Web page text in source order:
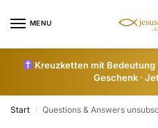
MENU
Kreuzketten mit Bedeutung
Geschenk ·
Start / Questions & Answers